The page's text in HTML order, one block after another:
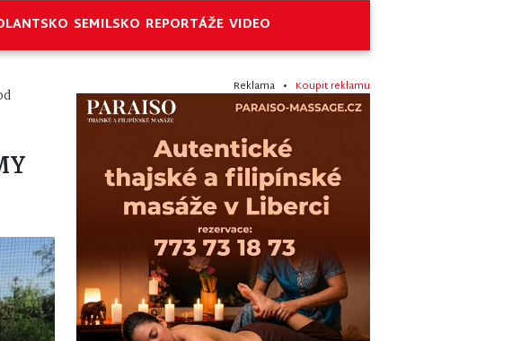
SEMILSKO REPORTÁŽE VIDEO
Reklama • Koupit reklamu